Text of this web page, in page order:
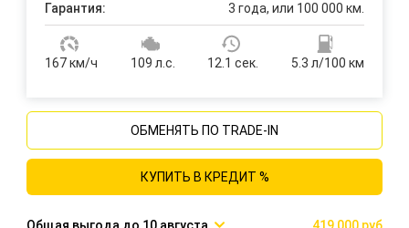
Гарантия: 3 года, или 100 000 км.
167 км/ч 109 л.с. 12.1 сек. 5.3 л/100 км
КУПИТЬ В КРЕДИТ %
ОБМЕНЯТЬ ПО TRADE-IN
10 августа 419 000 руб